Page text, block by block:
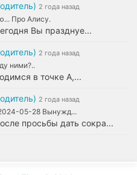
2 года назад
Про Алису.
Вы празднуе...
2 года назад
ними?..
в точке А,...
2 года назад
05-28 Вынужд...
просьбы дать сокра...